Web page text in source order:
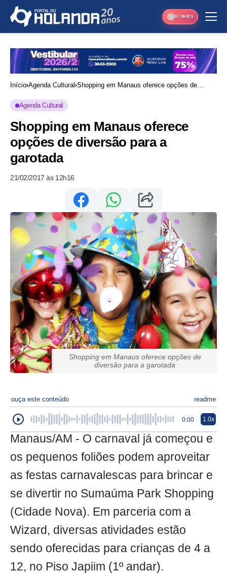
STORIES
Início Agenda Cultural Shopping em Manaus oferece opções de
Agenda Cultural
Shopping em Manaus oferece
opções de diversão para a
garotada
21/02/2017 às 12h16
Shopping em Manaus oferece opções de
diversão para a garotada
ouça este conteúdo readme
0:00 1.0x
Manaus/AM - O carnaval já começou e
os pequenos foliões podem aproveitar
as festas carnavalescas para brincar e
se divertir no Sumaúma Park Shopping
(Cidade Nova). Em parceria com a
Wizard, diversas atividades estão
sendo oferecidas para crianças de 4 a
12, no Piso Japiim (1º andar).